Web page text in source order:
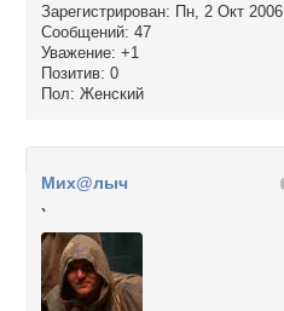
Зарегистрирован: Пн, 2 Окт 2006
Сообщений: 47
Уважение: +1
Позитив: 0
Пол: Женский
Мих@лыч
`